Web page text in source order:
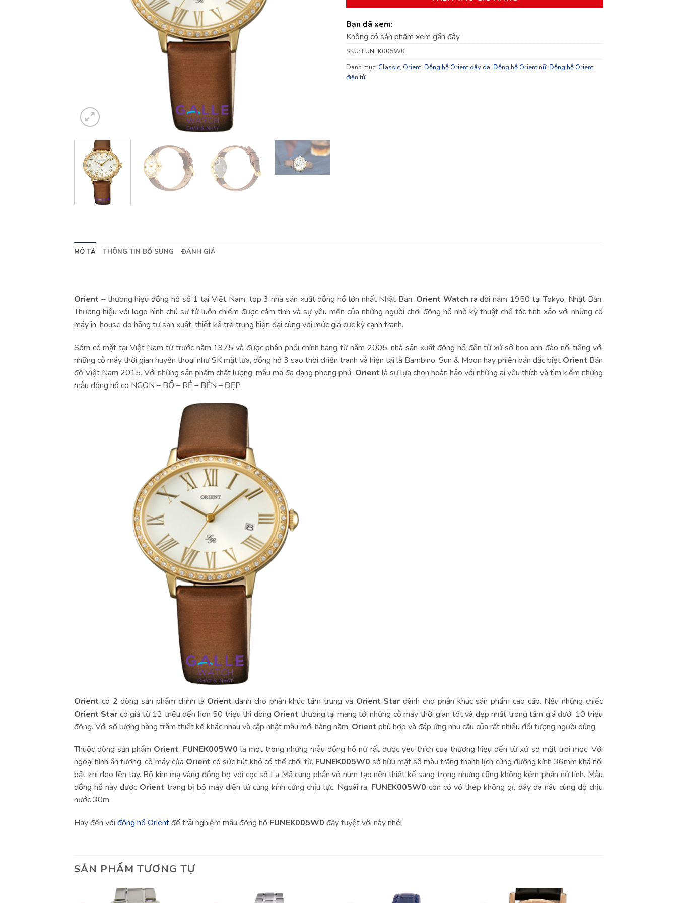
Bạn đã xem:
Không có sản phẩm xem gần đây
SKU: FUNEK005W0
Danh mục: Classic, Orient, Đồng hồ Orient dây da, Đồng hồ Orient nữ, Đồng hồ Orient
điện tử
MÔ TẢ THÔNG TIN BỔ SUNG ĐÁNH GIÁ
Orient – thương hiệu đồng hồ số 1 tại Việt Nam, top 3 nhà sản xuất đồng hồ lớn nhất Nhật Bản. Orient Watch ra đời năm 1950 tại Tokyo, Nhật Bản.
Thương hiệu với logo hình chú sư tử luôn chiếm được cảm tình và sự yêu mến của những người chơi đồng hồ nhờ kỹ thuật chế tác tinh xảo với những cỗ
máy in-house do hãng tự sản xuất, thiết kế trẻ trung hiện đại cùng với mức giá cực kỳ cạnh tranh.
Sớm có mặt tại Việt Nam từ trước năm 1975 và được phân phối chính hãng từ năm 2005, nhà sản xuất đồng hồ đến từ xứ sở hoa anh đào nổi tiếng với
những cỗ máy thời gian huyền thoại như SK mặt lửa, đồng hồ 3 sao thời chiến tranh và hiện tại là Bambino, Sun & Moon hay phiên bản đặc biệt Orient Bản
đồ Việt Nam 2015. Với những sản phẩm chất lượng, mẫu mã đa dạng phong phú, Orient là sự lựa chọn hoàn hảo với những ai yêu thích và tìm kiếm những
mẫu đồng hồ cơ NGON – BỔ – RẺ – BỀN – ĐẸP.
Orient có 2 dòng sản phẩm chính là Orient dành cho phân khúc tầm trung và Orient Star dành cho phân khúc sản phẩm cao cấp. Nếu những chiếc
Orient Star có giá từ 12 triệu đến hơn 50 triệu thì dòng Orient thường lại mang tới những cỗ máy thời gian tốt và đẹp nhất trong tầm giá dưới 10 triệu
đồng. Với số lượng hàng trăm thiết kế khác nhau và cập nhật mẫu mới hàng năm, Orient phù hợp và đáp ứng nhu cầu của rất nhiều đối tượng người dùng.
Thuộc dòng sản phẩm Orient, FUNEK005W0 là một trong những mẫu đồng hồ nữ rất được yêu thích của thương hiệu đến từ xứ sở mặt trời mọc. Với
ngoại hình ấn tượng, cỗ máy của Orient có sức hút khó có thể chối từ. FUNEK005W0 sở hữu mặt số màu trắng thanh lịch cùng đường kính 36mm khá nổi
bật khi đeo lên tay. Bộ kim mạ vàng đồng bộ với cọc số La Mã cùng phần vỏ núm tạo nên thiết kế sang trọng nhưng cũng không kém phần nữ tính. Mẫu
đồng hồ này được Orient trang bị bộ máy điện tử cùng kính cứng chịu lực. Ngoài ra, FUNEK005W0 còn có vỏ thép không gỉ, dây da nâu cùng độ chịu
nước 30m.
Hãy đến với đồng hồ Orientđể trải nghiệm mẫu đồng hồ FUNEK005W0 đầy tuyệt vời này nhé!
SẢN PHẨM TƯƠNG TỰ